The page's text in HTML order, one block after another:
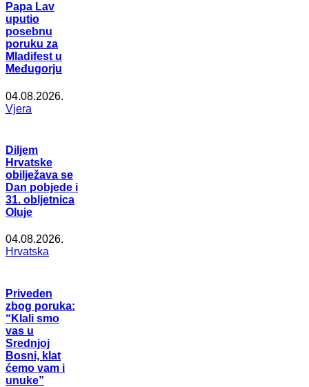
Papa Lav
uputio
posebnu
poruku za
Mladifest u
Međugorju
04.08.2026.
Vjera
Diljem
Hrvatske
obilježava se
Dan pobjede i
31. obljetnica
Oluje
04.08.2026.
Hrvatska
Priveden
zbog poruka:
“Klali smo
vas u
Srednjoj
Bosni, klat
ćemo vam i
unuke”